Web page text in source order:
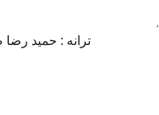
ترانه : حمید
،